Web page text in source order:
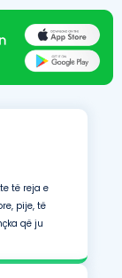
të reja e
pije, të
që ju